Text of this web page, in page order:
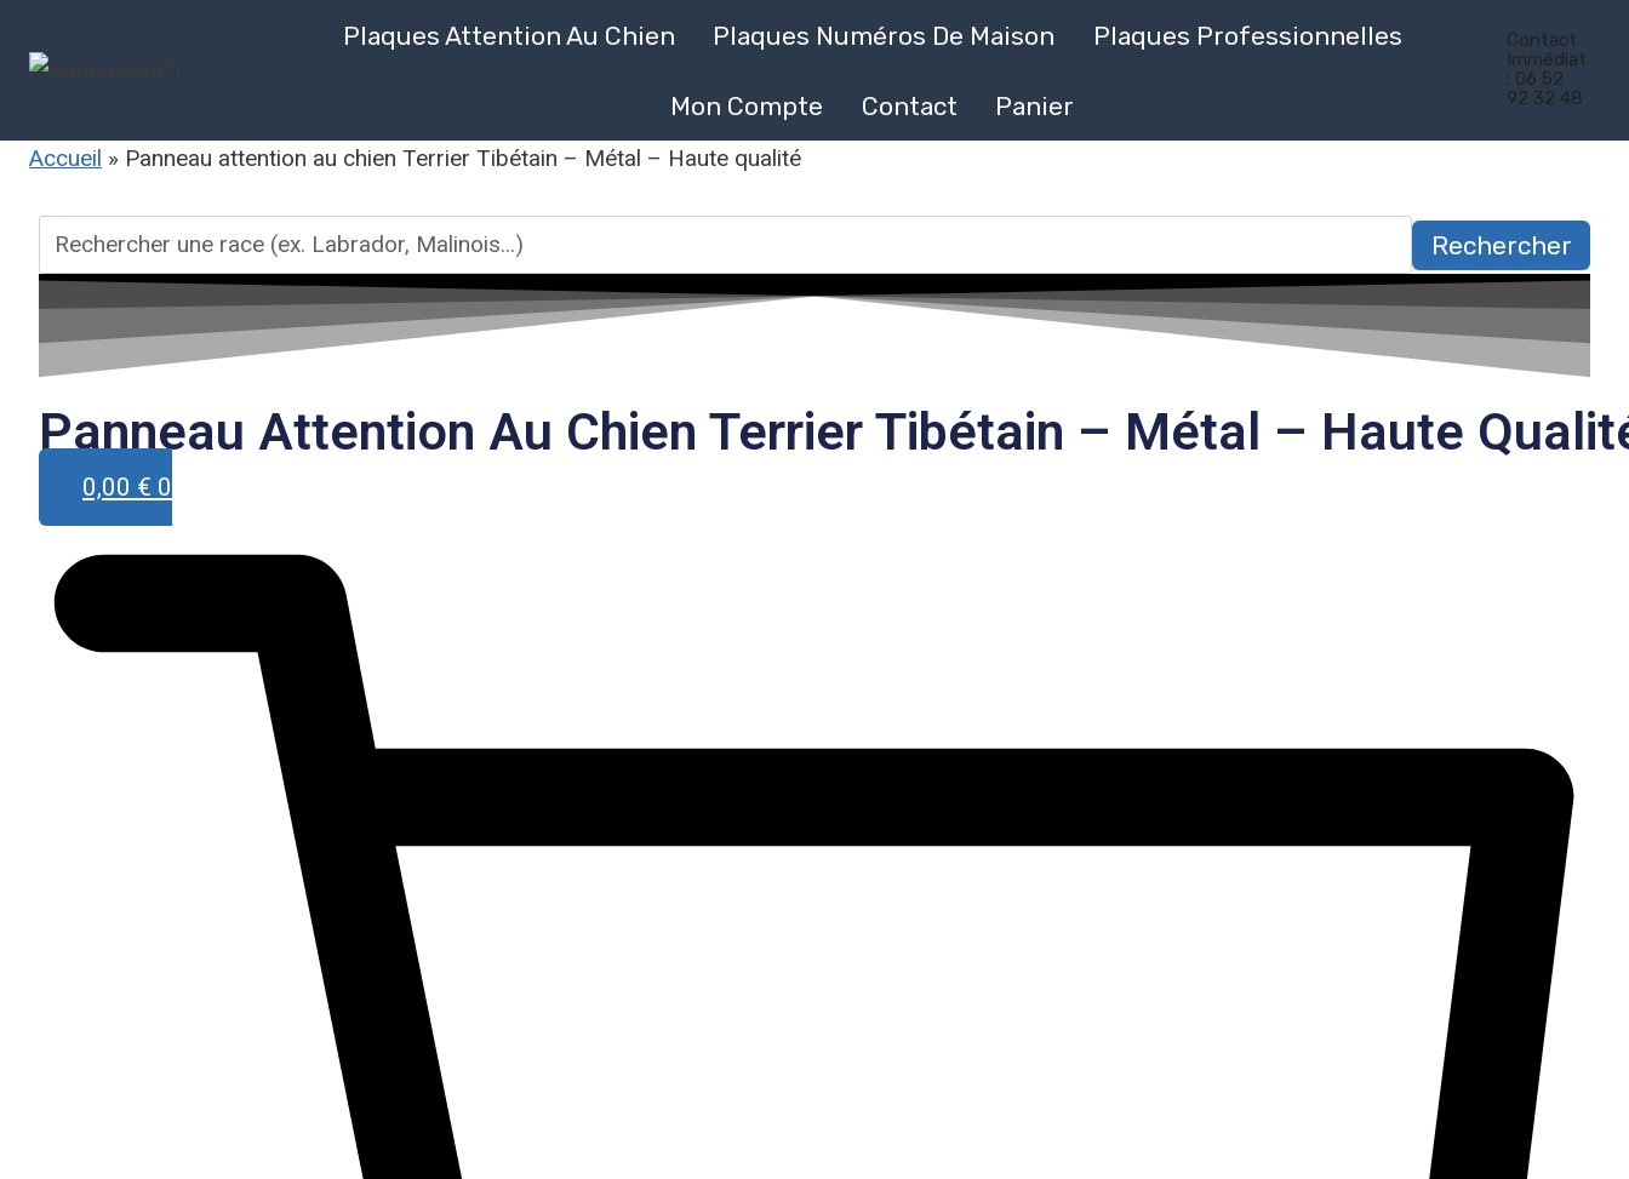
Plaques Attention Au Chien Plaques Numéros De Maison Plaques Professionnelles
Mon Compte Contact Panier
Contact
Immédiat
: 06 52
92 32 48
Accueil » Panneau attention au chien Terrier Tibétain – Métal – Haute qualité
Rechercher
race
Rechercher
Panneau Attention Au Chien Terrier Tibétain – Métal – Haute
0,00 € 0